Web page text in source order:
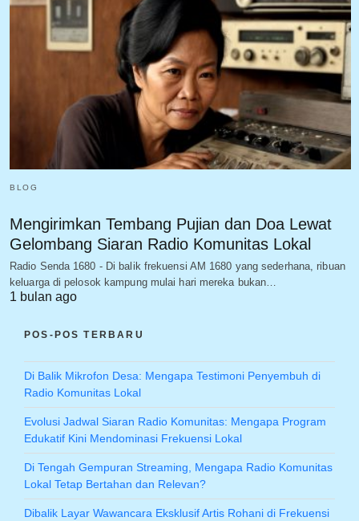
BLOG
Mengirimkan Tembang Pujian dan Doa Lewat
Gelombang Siaran Radio Komunitas Lokal
Radio Senda 1680 - Di balik frekuensi AM 1680 yang sederhana, ribuan
keluarga di pelosok kampung mulai hari mereka bukan…
1 bulan ago
POS-POS TERBARU
Di Balik Mikrofon Desa: Mengapa Testimoni Penyembuh di
Radio Komunitas Lokal
Evolusi Jadwal Siaran Radio Komunitas: Mengapa Program
Edukatif Kini Mendominasi Frekuensi Lokal
Di Tengah Gempuran Streaming, Mengapa Radio Komunitas
Lokal Tetap Bertahan dan Relevan?
Dibalik Layar Wawancara Eksklusif Artis Rohani di Frekuensi